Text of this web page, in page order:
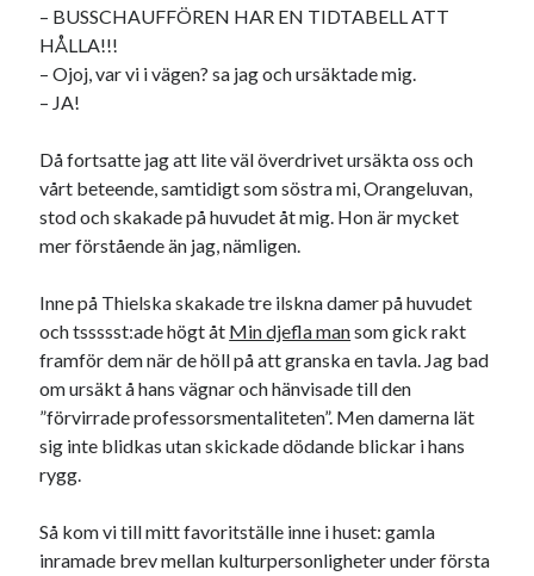
– BUSSCHAUFFÖREN HAR EN TIDTABELL ATT
HÅLLA!!!
– Ojoj, var vi i vägen? sa jag och ursäktade mig.
– JA!
Då fortsatte jag att lite väl överdrivet ursäkta oss och
vårt beteende, samtidigt som söstra mi, Orangeluvan,
stod och skakade på huvudet åt mig. Hon är mycket
mer förstående än jag, nämligen.
Inne på Thielska skakade tre ilskna damer på huvudet
och tssssst:ade högt åt Min djefla mansom gick rakt
framför dem när de höll på att granska en tavla. Jag bad
om ursäkt å hans vägnar och hänvisade till den
”förvirrade professorsmentaliteten”. Men damerna lät
sig inte blidkas utan skickade dödande blickar i hans
rygg.
Så kom vi till mitt favoritställe inne i huset: gamla
inramade brev mellan kulturpersonligheter under första